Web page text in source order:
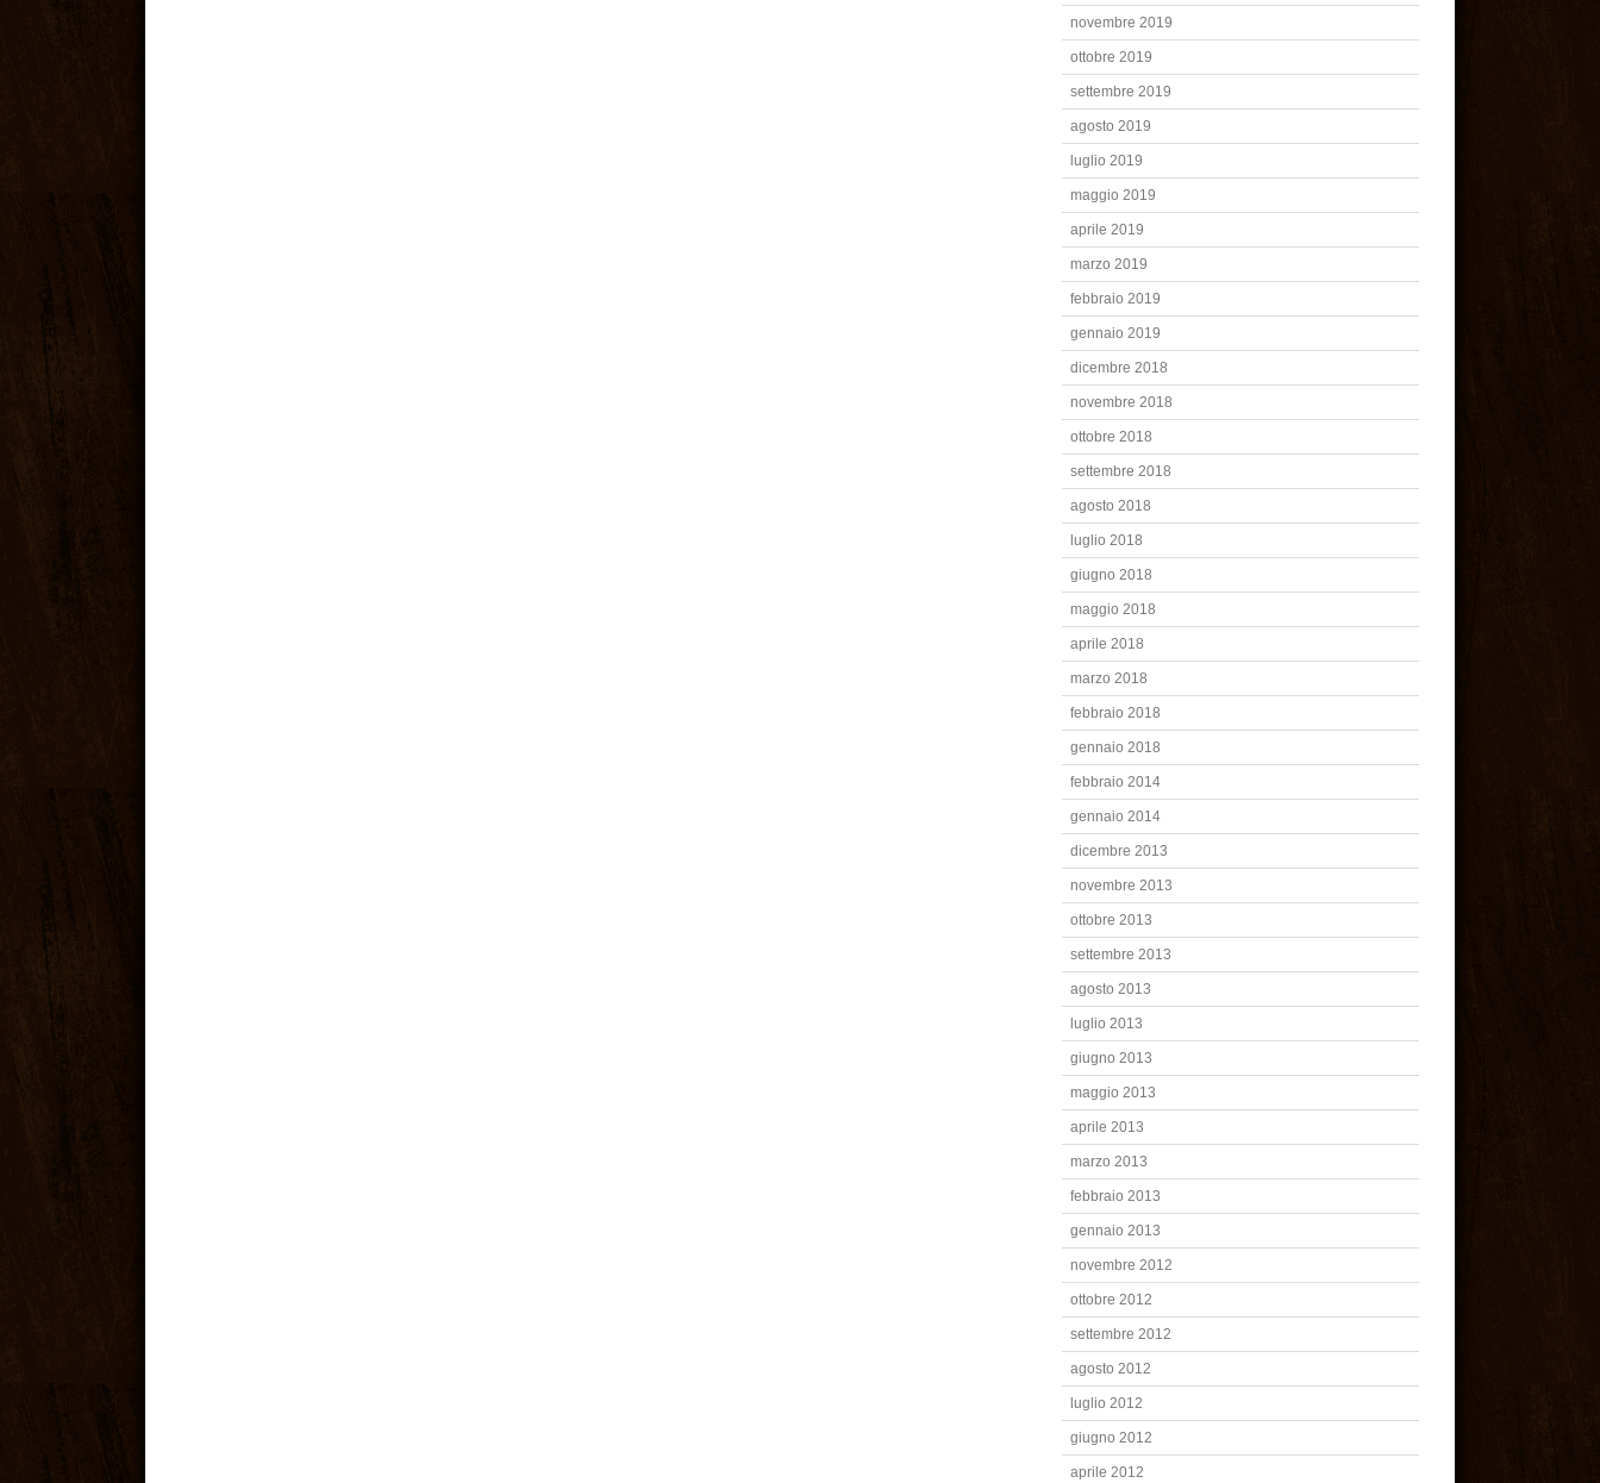
novembre 2019
ottobre 2019
settembre 2019
agosto 2019
luglio 2019
maggio 2019
aprile 2019
marzo 2019
febbraio 2019
gennaio 2019
dicembre 2018
novembre 2018
ottobre 2018
settembre 2018
agosto 2018
luglio 2018
giugno 2018
maggio 2018
aprile 2018
marzo 2018
febbraio 2018
gennaio 2018
febbraio 2014
gennaio 2014
dicembre 2013
novembre 2013
ottobre 2013
settembre 2013
agosto 2013
luglio 2013
giugno 2013
maggio 2013
aprile 2013
marzo 2013
febbraio 2013
gennaio 2013
novembre 2012
ottobre 2012
settembre 2012
agosto 2012
luglio 2012
giugno 2012
aprile 2012